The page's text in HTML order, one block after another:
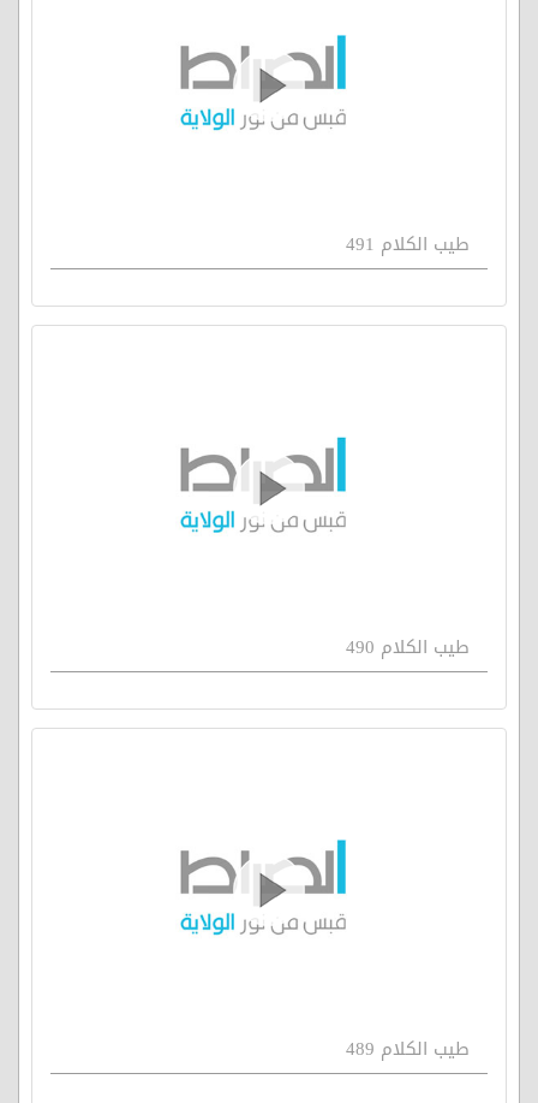
طيب الكلام 491
طيب الكلام 490
طيب الكلام 489